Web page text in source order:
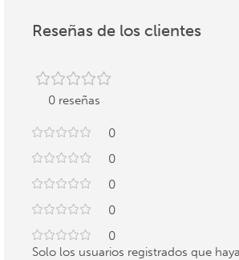
Reseñas de los clientes
0 reseñas
0
0
0
0
0
Solo los usuarios registrados que